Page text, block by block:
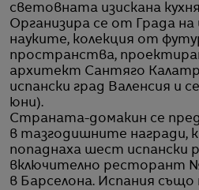
световната изискана
Организира се от Града
науките, колекция от
пространства,
архитект Сантяго
испански град Валенсия и
юни).
Страната-домакин се
в тазгодишните награди,
попаднаха шест испански
включително ресторант
в Барселона. Испания